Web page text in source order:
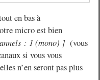
en bas à
micro est bien
: 1 (mono) ] (vous
si vous vous
n’en seront pas plus